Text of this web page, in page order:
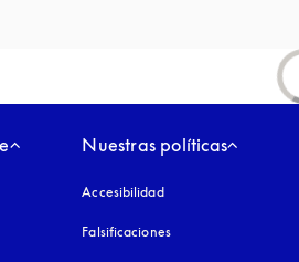
pestaña nueva
Nuestras políticas
Accesibilidadapertura en una
Falsificacionesapertura en una